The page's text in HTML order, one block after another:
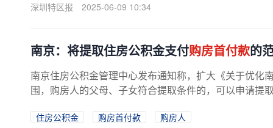
深圳特区报
2025-06-09 10:34
南京：将提取住房公积金支付购房首付款的
南京住房公积金管理中心发布通知称，扩大《关于优化
围，购房人的父母、子女符合提取条件的，可以申请提
住房公积金 购房首付款
购房人